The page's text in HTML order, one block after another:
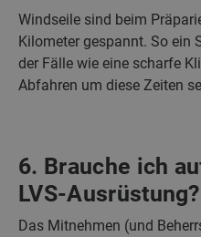
Windseile sind beim
Kilometer gespannt. So ein
der Fälle wie eine scharfe
Abfahren um diese Zeiten
6. Brauche ich
LVS-Ausrüstung?
Das Mitnehmen (und